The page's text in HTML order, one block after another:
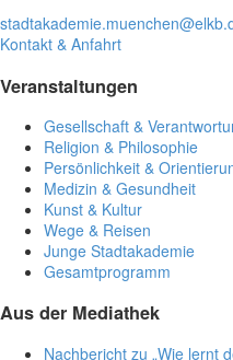
Kontakt & Anfahrt
Veranstaltungen
Gesellschaft &
Religion & Philosophie
Persönlichkeit &
Medizin & Gesundheit
Kunst & Kultur
Wege & Reisen
Junge Stadtakademie
Gesamtprogramm
Aus der Mediathek
Nachbericht zu „Wie lernt